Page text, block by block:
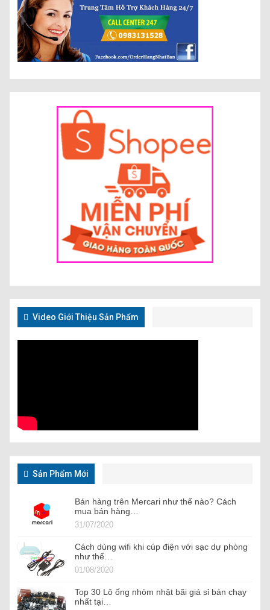
Video Giới Thiệu Sản Phẩm
Sản Phẩm Mới
Bán hàng trên Mercari như thế nào? Cách
mua bán hàng…
31/07/2020
Cách dùng wifi khi cúp điện với sạc dự phòng
như thế…
01/08/2020
Top 30 Lô ống nhòm nhật bãi giá sỉ bán chạy
nhất tại…